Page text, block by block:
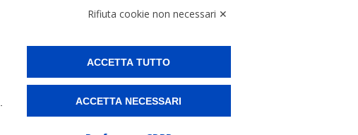
|Preferenze Cookies
online e spedire i tuoi pacchi.
Rifiuta cookie non necessari ✕
ACCETTA TUTTO
ACCETTA NECESSARI